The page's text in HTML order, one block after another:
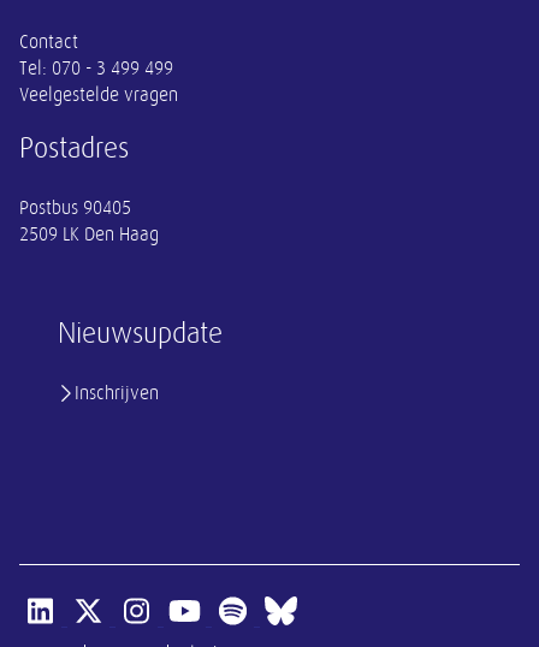
Nieuwsupdate
Inschrijven
Contact
Tel: 070 - 3 499 499
Veelgestelde vragen
Postadres
Postbus 90405
2509 LK Den Haag
Open linkedin van SER
Open x-twitter van SER
Open instagram van SER
Open youtube van SER
Open spotify van SER
Open bluesky van SER